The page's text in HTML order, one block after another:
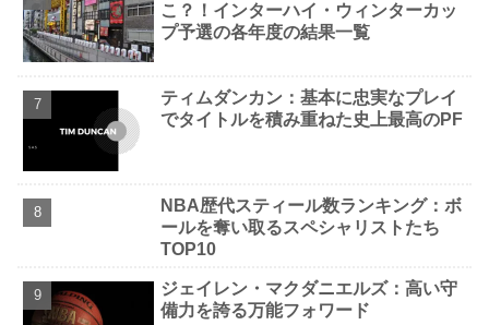
こ？！インターハイ・ウィンターカッ
プ予選の各年度の結果一覧
ティムダンカン：基本に忠実なプレイ
でタイトルを積み重ねた史上最高のPF
NBA歴代スティール数ランキング：ボ
ールを奪い取るスペシャリストたち
TOP10
ジェイレン・マクダニエルズ：高い守
備力を誇る万能フォワード